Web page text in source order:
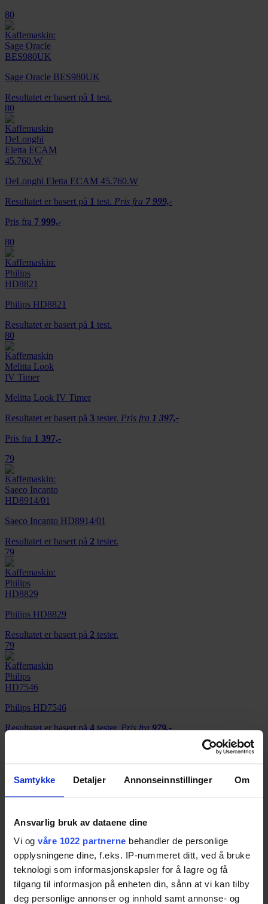
Samtykke Detaljer Annonseinnstillinger Om
Ansvarlig bruk av dataene dine
Vi og våre 1022 partnerne behandler de personlige
opplysningene dine, f.eks. IP-nummeret ditt, ved å bruke
teknologi som informasjonskapsler for å lagre og få
tilgang til informasjon på enheten din, sånn at vi kan tilby
deg personlige annonser og innhold samt annonse- og
80
Sage Oracle BES980UK
Resultatet er basert på 1 test.
80
DeLonghi Eletta ECAM 45.760.W
Resultatet er basert på 1 test. Pris fra 7 999,-
Pris fra 7 999,-
80
Philips HD8821
Resultatet er basert på 1 test.
80
Melitta Look IV Timer
Resultatet er basert på 3 tester. Pris fra 1 397,-
Pris fra 1 397,-
79
Saeco Incanto HD8914/01
Resultatet er basert på 2 tester.
79
Philips HD8829
Resultatet er basert på 2 tester.
79
Philips HD7546
Resultatet er basert på4tester.Pris fra979,-
DeLonghi Dinamica ECAM 350.75.S
Resultatet er basert på1test.Pris fra7 656,-
Pris fra